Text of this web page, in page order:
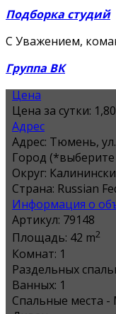
Подборка студий
С Уважением,
Группа ВК
Цена
Цена за сутки:
Адрес
Адрес: Тюмень, ул.
Город (*выберите
Округ:
Страна: Russian
Информация о
Артикул: 79148
Площадь: 42 m2
Комнат: 1
Раздельных
Ванных: 1
Спальные места -